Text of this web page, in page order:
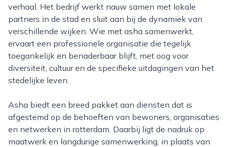
verhaal. Het bedrijf werkt nauw samen met lokale
partners in de stad en sluit aan bij de dynamiek van
verschillende wijken. Wie met asha samenwerkt,
ervaart een professionele organisatie die tegelijk
toegankelijk en benaderbaar blijft, met oog voor
diversiteit, cultuur en de specifieke uitdagingen van het
stedelijke leven.
Asha biedt een breed pakket aan diensten dat is
afgestemd op de behoeften van bewoners, organisaties
en netwerken in rotterdam. Daarbij ligt de nadruk op
maatwerk en langdurige samenwerking, in plaats van